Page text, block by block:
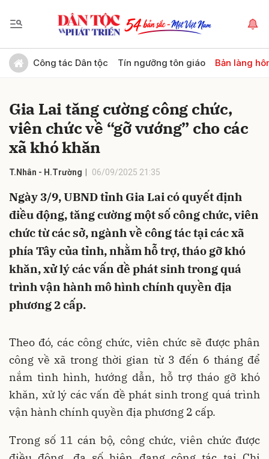
Công tác Dân tộc Tín ngưỡng tôn giáo Bản làng
Gia Lai tăng cường công chức,
viên chức về “gỡ vướng” cho các
xã khó khăn
T.Nhân - H.Trường 06/09/2025 21:35
Ngày 3/9, UBND tỉnh Gia Lai có quyết định
điều động, tăng cường một số công chức, viên
chức từ các sở, ngành về công tác tại các xã
phía Tây của tỉnh, nhằm hỗ trợ, tháo gỡ khó
khăn, xử lý các vấn đề phát sinh trong quá
trình vận hành mô hình chính quyền địa
phương 2 cấp.
Theo đó, các công chức, viên chức sẽ được phân
công về xã trong thời gian từ 3 đến 6 tháng để
nắm tình hình, hướng dẫn, hỗ trợ tháo gỡ khó
khăn, xử lý các vấn đề phát sinh trong quá trình
vận hành chính quyền địa phương 2 cấp.
Trong số 11 cán bộ, công chức, viên chức được
Gửi bình luận